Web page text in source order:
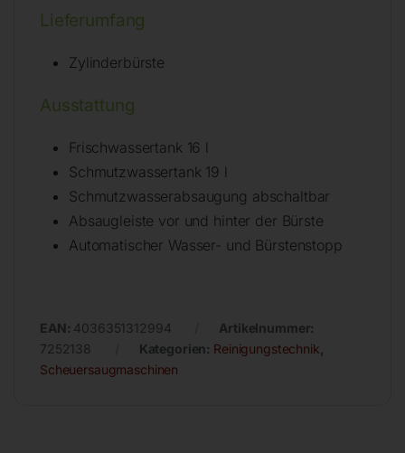
Lieferumfang
Zylinderbürste
Ausstattung
Frischwassertank 16 l
Schmutzwassertank 19 l
Schmutzwasserabsaugung abschaltbar
Absaugleiste vor und hinter der Bürste
Automatischer Wasser- und Bürstenstopp
EAN: 4036351312994
Artikelnummer:
7252138
Kategorien: Reinigungstechnik
Scheuersaugmaschinen